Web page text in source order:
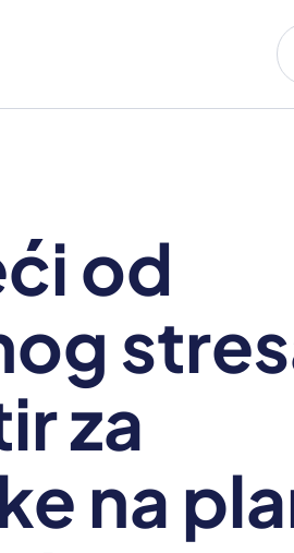
od
za
na